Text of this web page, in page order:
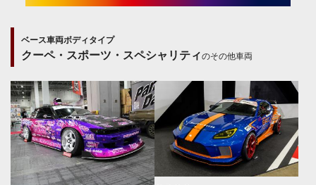
ベース車両ボディタイプ
クーペ・スポーツ・スペシャリティのその他車両